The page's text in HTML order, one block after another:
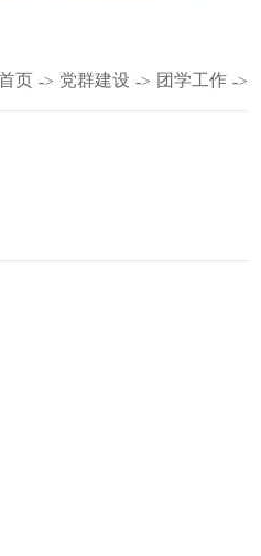
页 -> 党群建设 -> 团学工作 ->